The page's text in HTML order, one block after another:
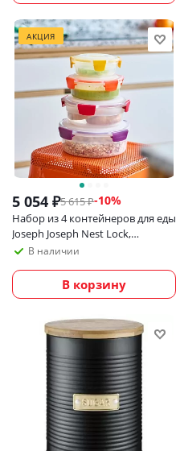
АКЦИЯ
5 054 ₽5 615₽-10%
Набор из 4 контейнеров для еды
Joseph Joseph Nest Lock,
разноцветный
В наличии
В корзину